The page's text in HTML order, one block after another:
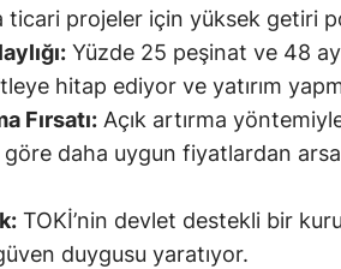
ticari projeler için yüksek getiri
Yüzde 25 peşinat ve 48
hitap ediyor ve yatırım
Fırsatı: Açık artırma
göre daha uygun fiyatlardan arsa
TOKİ’nin devlet destekli bir
duygusu yaratıyor.